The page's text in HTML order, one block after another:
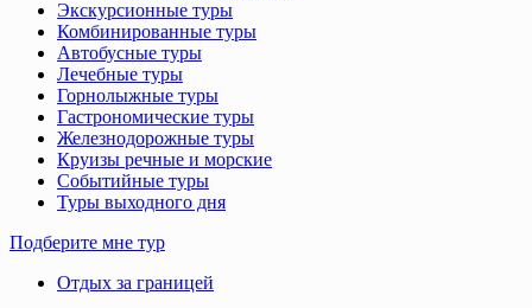
Экскурсионные туры
Комбинированные туры
Автобусные туры
Лечебные туры
Горнолыжные туры
Гастрономические туры
Железнодорожные туры
Круизы речные и морские
Событийные туры
Туры выходного дня
Подберите мне тур
Отдых за границей